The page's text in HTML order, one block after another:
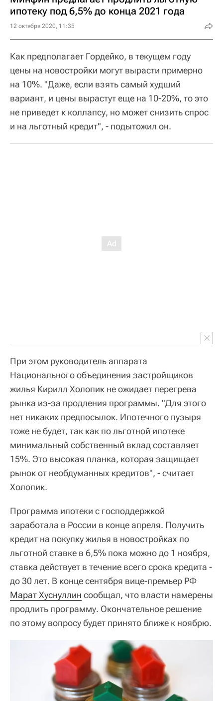
ипотеку под 6,5% до конца 2021 года
12 октября 2020, 11:35
Как предполагает Гордейко, в текущем году
цены на новостройки могут вырасти примерно
на 10%. "Даже, если взять самый худший
вариант, и цены вырастут еще на 10-20%, то это
не приведет к коллапсу, но может снизить спрос
и на льготный кредит", - подытожил он.
При этом руководитель аппарата
Национального объединения застройщиков
жилья Кирилл Холопик не ожидает перегрева
рынка из-за продления программы. "Для этого
нет никаких предпосылок. Ипотечного пузыря
тоже не будет, так как по льготной ипотеке
минимальный собственный вклад составляет
15%. Это высокая планка, которая защищает
рынок от необдуманных кредитов", - считает
Холопик.
Программа ипотеки с господдержкой
заработала в России в конце апреля. Получить
кредит на покупку жилья в новостройках по
льготной ставке в 6,5% пока можно до 1 ноября,
ставка действует в течение всего срока кредита -
до 30 лет. В конце сентября вице-премьер РФ
Марат Хуснуллин сообщал, что власти намерены
продлить программу. Окончательное решение
по этому вопросу будет принято ближе к ноябрю.